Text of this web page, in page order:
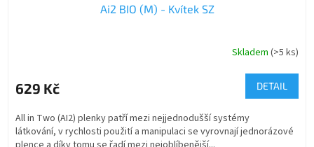
Ai2 BIO (M) - Kvítek SZ
Skladem (>5 ks)
629 Kč DETAIL
All in Two (AI2) plenky patří mezi nejjednodušší systémy
látkování, v rychlosti použití a manipulaci se vyrovnají jednorázové